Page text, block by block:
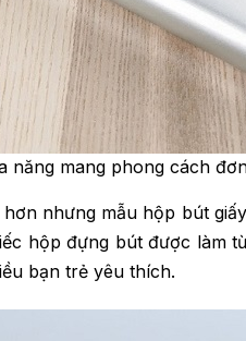
năng mang phong cách
nhưng mẫu hộp bút
hộp đựng bút được làm
bạn trẻ yêu thích.